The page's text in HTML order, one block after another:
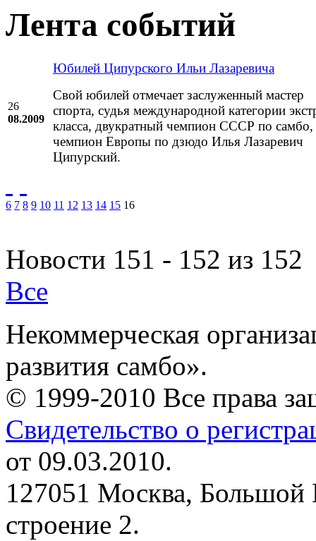
Лента событий
26
08.2009
Юбилей Ципурского Ильи Лазаревича
Свой юбилей отмечает заслуженный мастер
спорта, судья международной категории
класса, двукратный чемпион СССР по самбо,
чемпион Европы по дзюдо Илья Лазаревич
Ципурский.
6 7 8 9 10 11 12 13 14 15 16
Новости 151 - 152 из 152
Все
Некоммерческая
развития самбо».
© 1999-2010 Все права
Свидетельство о
от 09.03.2010.
127051 Москва, Большой
строение 2.